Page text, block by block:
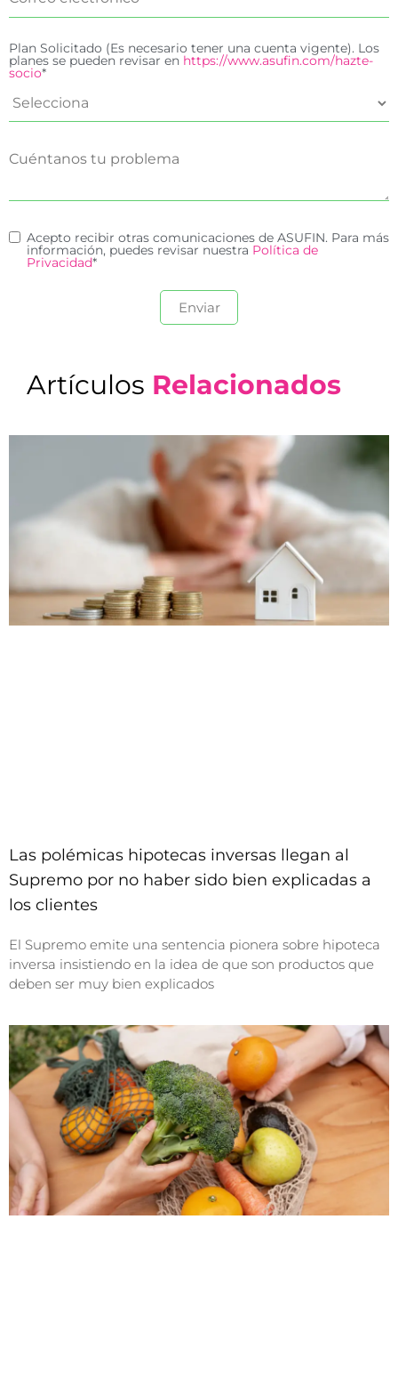
Plan Solicitado (Es necesario tener una cuenta vigente). Los
planes se pueden revisar en https://www.asufin.com/hazte-
socio*
Acepto recibir otras comunicaciones de ASUFIN. Para más
información, puedes revisar nuestra Política de
Privacidad*
Artículos Relacionados
Las polémicas hipotecas inversas llegan al
Supremo por no haber sido bien explicadas a
los clientes
El Supremo emite una sentencia pionera sobre hipoteca
inversa insistiendo en la idea de que son productos que
deben ser muy bien explicados